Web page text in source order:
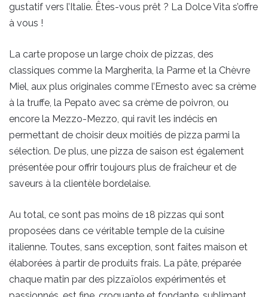
gustatif vers l’Italie. Êtes-vous prêt ? La Dolce Vita s’offre
à vous !
La carte propose un large choix de pizzas, des
classiques comme la Margherita, la Parme et la Chèvre
Miel, aux plus originales comme l’Ernesto avec sa crème
à la truffe, la Pepato avec sa crème de poivron, ou
encore la Mezzo-Mezzo, qui ravit les indécis en
permettant de choisir deux moitiés de pizza parmi la
sélection. De plus, une pizza de saison est également
présentée pour offrir toujours plus de fraîcheur et de
saveurs à la clientèle bordelaise.
Au total, ce sont pas moins de 18 pizzas qui sont
proposées dans ce véritable temple de la cuisine
italienne. Toutes, sans exception, sont faites maison et
élaborées à partir de produits frais. La pâte, préparée
chaque matin par des pizzaïolos expérimentés et